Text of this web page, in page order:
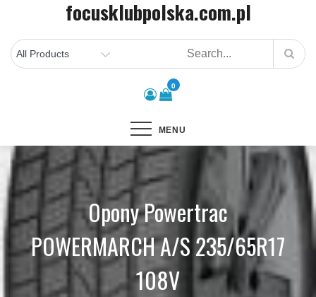
content
focusklubpolska.com.pl
0
MENU
Opony Powertrac
POWERMARCH A/S 235/65R17
108V